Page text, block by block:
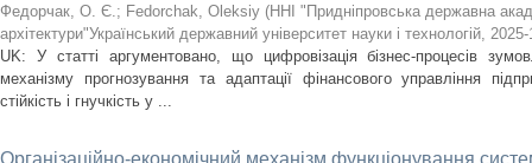
Федорчак, О. Є.; Fedorchak, Oleksiy (ННІ "Придніпровська державна
архітектури"Український державний університет науки і технологій, 2025-
UK: У статті аргументовано, що цифровізація бізнес-процесів
механізму прогнозування та адаптації фінансового управління
стійкість і гнучкість у ...
Організаційно-економічний механізм функціонування